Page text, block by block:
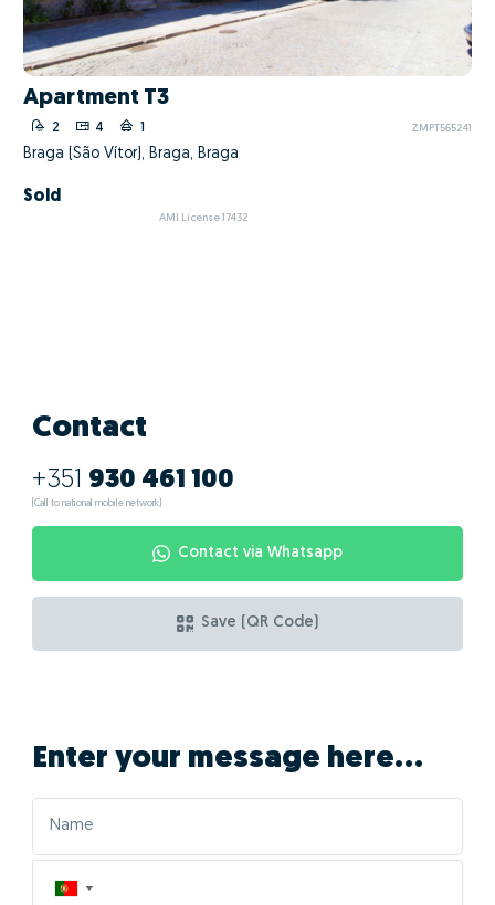
Apartment T3
2 4 1 ZMPT565241
Braga (São Vítor), Braga, Braga
Sold
AMI License 17432
Contact
+351 930 461 100
(Call to national mobile network)
Contact via Whatsapp
Save (QR Code)
Enter your message here...
▼